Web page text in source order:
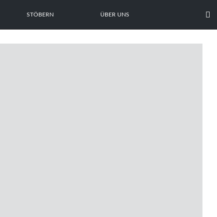
STÖBERN ÜBER UNS 